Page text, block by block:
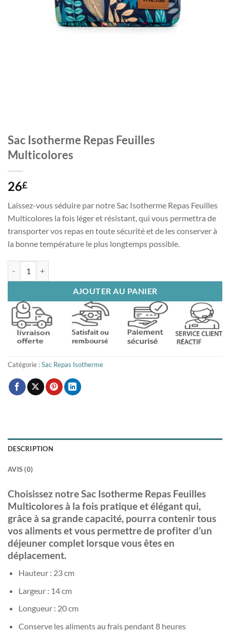
Sac Isotherme Repas Feuilles
Multicolores
26£
Laissez-vous séduire par notre Sac Isotherme Repas Feuilles
Multicolores la fois léger et résistant, qui vous permettra de
transporter vos repas en toute sécurité et de les conserver à
la bonne température le plus longtemps possible.
AJOUTER AU PANIER
Catégorie :Sac Repas Isotherme
DESCRIPTION
AVIS (0)
Choisissez notre Sac Isotherme Repas Feuilles
Multicolores à la fois pratique et élégant qui,
grâce à sa grande capacité, pourra contenir tous
vos aliments et vous permettre de profiter d’un
déjeuner complet lorsque vous êtes en
déplacement.
Hauteur : 23 cm
Largeur : 14 cm
Longueur : 20 cm
Conserve les aliments au frais pendant 8 heures